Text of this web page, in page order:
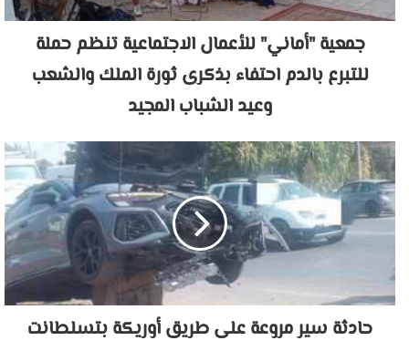
جمعية "أماني" للأعمال الاجتماعية تنظم حملة
للتبرع بالدم احتفاء بذكرى ثورة الملك والشعب
وعيد الشباب المجيد
حادثة سير مروعة على طريق أوريكة بتسلطانت